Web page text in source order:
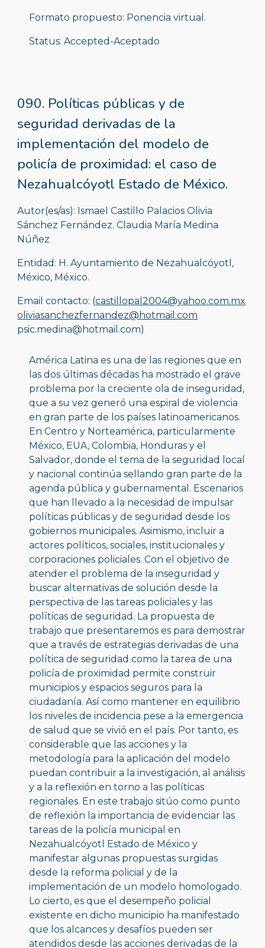
Formato propuesto: Ponencia virtual.
Status: Accepted-Aceptado
090. Políticas públicas y de
seguridad derivadas de la
implementación del modelo de
policía de proximidad: el caso de
Nezahualcóyotl Estado de México.
Autor(es/as): Ismael Castillo Palacios Olivia
Sánchez Fernández. Claudia María Medina
Núñez
Entidad: H. Ayuntamiento de Nezahualcóyotl,
México, México.
Email contacto: (castillopal2004@yahoo.com.mx
oliviasanchezfernandez@hotmail.com
psic.medina@hotmail.com)
América Latina es una de las regiones que en
las dos últimas décadas ha mostrado el grave
problema por la creciente ola de inseguridad,
que a su vez generó una espiral de violencia
en gran parte de los países latinoamericanos.
En Centro y Norteamérica, particularmente
México, EUA, Colombia, Honduras y el
Salvador, donde el tema de la seguridad local
y nacional continúa sellando gran parte de la
agenda pública y gubernamental. Escenarios
que han llevado a la necesidad de impulsar
políticas públicas y de seguridad desde los
gobiernos municipales. Asimismo, incluir a
actores políticos, sociales, institucionales y
corporaciones policiales. Con el objetivo de
atender el problema de la inseguridad y
buscar alternativas de solución desde la
perspectiva de las tareas policiales y las
políticas de seguridad. La propuesta de
trabajo que presentaremos es para demostrar
que a través de estrategias derivadas de una
política de seguridad como la tarea de una
policía de proximidad permite construir
municipios y espacios seguros para la
ciudadanía. Así como mantener en equilibrio
los niveles de incidencia pese a la emergencia
de salud que se vivió en el país. Por tanto, es
considerable que las acciones y la
metodología para la aplicación del modelo
puedan contribuir a la investigación, al análisis
y a la reflexión en torno a las políticas
regionales. En este trabajo sitúo como punto
de reflexión la importancia de evidenciar las
tareas de la policía municipal en
Nezahualcóyotl Estado de México y
manifestar algunas propuestas surgidas
desde la reforma policial y de la
implementación de un modelo homologado.
Lo cierto, es que el desempeño policial
existente en dicho municipio ha manifestado
que los alcances y desafíos pueden ser
atendidos desde las acciones derivadas de la